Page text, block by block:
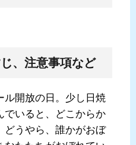
、注意事項など
ル開放の日。少し日焼
でいると、どこからか
どうやら、誰かがおぼ